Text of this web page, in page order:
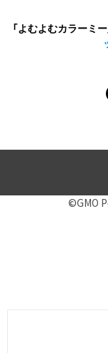
「よむよむカラーミ
©GMO